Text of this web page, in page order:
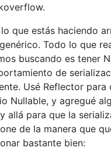
que estás haciendo
Todo lo que
buscando es tener
de
Usé Reflector para
Nullable, y agregué
allá para que la
de la manera que
bastante bien: